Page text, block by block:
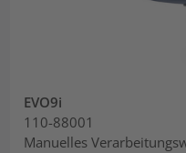
EVO9i
110-88001
Manuelles